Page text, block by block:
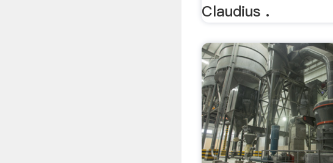
Claudius .